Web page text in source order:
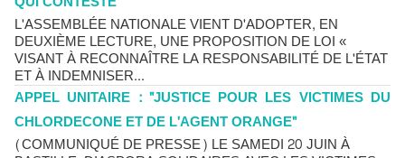
L'ASSEMBLÉE NATIONALE VIENT D'ADOPTER, EN
DEUXIÈME LECTURE, UNE PROPOSITION DE LOI «
VISANT À RECONNAÎTRE LA RESPONSABILITÉ DE L'ÉTAT
ET À INDEMNISER...
APPEL UNITAIRE : "JUSTICE POUR LES VICTIMES DU
CHLORDECONE ET DE L'AGENT ORANGE"
(COMMUNIQUÉ DE PRESSE) LE SAMEDI 20 JUIN À